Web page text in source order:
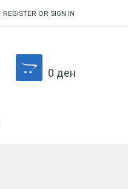
REGISTER OR SIGN IN
0 ден